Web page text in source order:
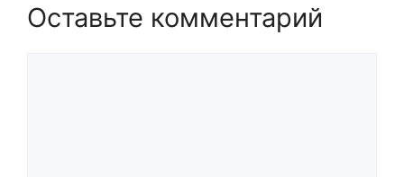
Оставьте комментарий